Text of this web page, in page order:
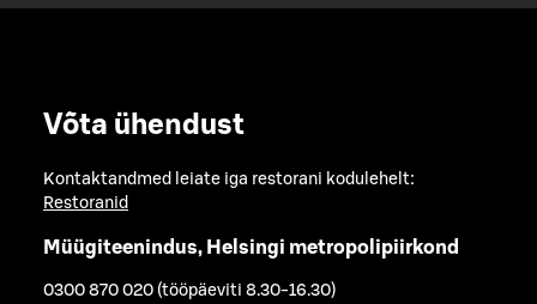
Võta ühendust
Kontaktandmed leiate iga restorani kodulehelt:
Restoranid
Müügiteenindus, Helsingi metropolipiirkond
0300 870 020 (tööpäeviti 8.30-16.30)